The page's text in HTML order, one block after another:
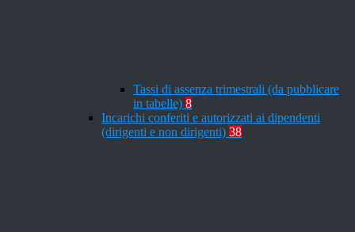
Tassi di assenza trimestrali (da pubblicare
in tabelle) 8
Incarichi conferiti e autorizzati ai dipendenti
(dirigenti e non dirigenti) 38